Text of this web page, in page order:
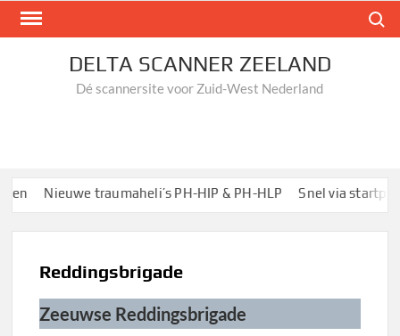
Zoek
DELTA SCANNER ZEELAND
Dé scannersite voor Zuid-West Nederland
Nieuwe traumaheli’s PH-HIP & PH-HLP Snel via
Reddingsbrigade
Zeeuwse Reddingsbrigade